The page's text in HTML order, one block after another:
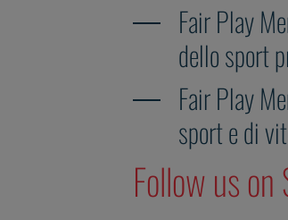
Fair Play
dello sport
Fair Play
sport e di
Follow us